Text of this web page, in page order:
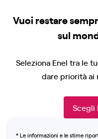
Vuoi restare
sul
Seleziona Enel tra le
dare priorità ai
Scegli
* Le informazioni e le stime